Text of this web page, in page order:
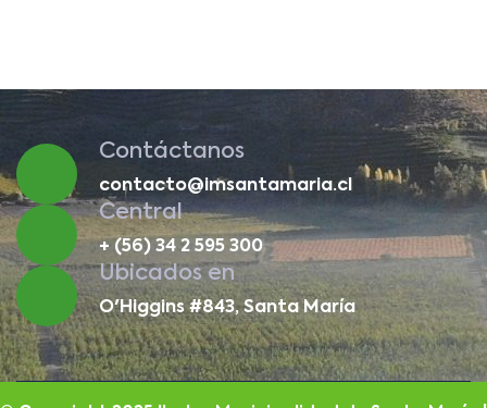
Contáctanos
contacto@imsantamaria.cl
Central
+ (56) 34 2 595 300
Ubicados en
O'Higgins #843, Santa María